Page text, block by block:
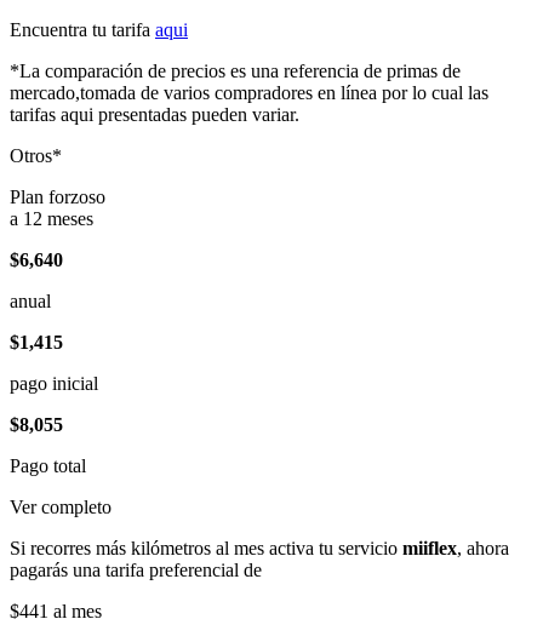
Encuentra tu tarifa aqui
*La comparación de precios es una referencia de primas de
mercado,tomada de varios compradores en línea por lo cual las
tarifas aqui presentadas pueden variar.
Otros*
Plan forzoso
a 12 meses
$6,640
anual
$1,415
pago inicial
$8,055
Pago total
Ver completo
Si recorres más kilómetros al mes activa tu servicio miiflex, ahora
pagarás una tarifa preferencial de
$441 al mes